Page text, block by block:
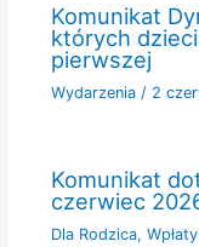
Komunikat
których
pierwszej
Wydarzenia/ 2
Komunikat
czerwiec
Dla Rodzica,